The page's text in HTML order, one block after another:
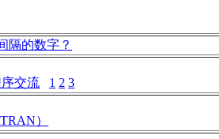
隔的数字？
交流 1 2 3
）